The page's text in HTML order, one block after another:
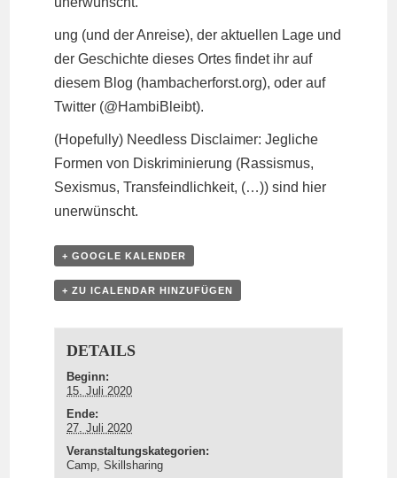
ung (und der Anreise), der aktuellen Lage und
der Geschichte dieses Ortes findet ihr auf
diesem Blog (hambacherforst.org), oder auf
Twitter (@HambiBleibt).
(Hopefully) Needless Disclaimer: Jegliche
Formen von Diskriminierung (Rassismus,
Sexismus, Transfeindlichkeit, (…)) sind hier
unerwünscht.
+ GOOGLE KALENDER
+ ZU ICALENDAR HINZUFÜGEN
DETAILS
Beginn:
15. Juli 2020
Ende:
27. Juli 2020
Veranstaltungskategorien:
Camp,Skillsharing